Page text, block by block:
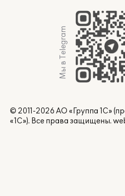
Мы в Telegram
© 2011-2026 АО «Группа 1С»
«1С»). Все права защищены.